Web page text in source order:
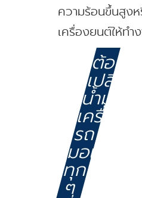
ความร้อนขึ้นสูง
เครื่องยนต์ให้ทำ
ต้อง
เปลี่ยน
น้ำมัน
เครื่อง
รถ
มอเตอร์ไ
ทุก
ๆ